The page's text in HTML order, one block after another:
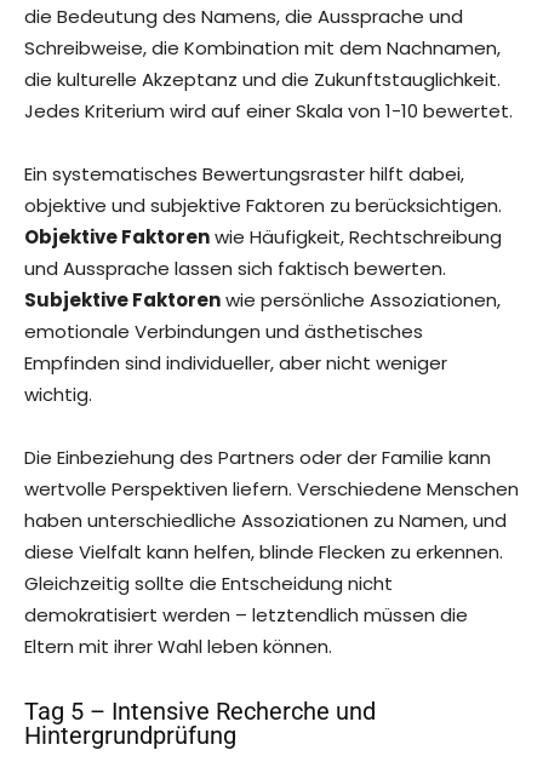
die Bedeutung des Namens, die Aussprache und
Schreibweise, die Kombination mit dem Nachnamen,
die kulturelle Akzeptanz und die Zukunftstauglichkeit.
Jedes Kriterium wird auf einer Skala von 1-10 bewertet.
Ein systematisches Bewertungsraster hilft dabei,
objektive und subjektive Faktoren zu berücksichtigen.
Objektive Faktorenwie Häufigkeit, Rechtschreibung
und Aussprache lassen sich faktisch bewerten.
Subjektive Faktorenwie persönliche Assoziationen,
emotionale Verbindungen und ästhetisches
Empfinden sind individueller, aber nicht weniger
wichtig.
Die Einbeziehung des Partners oder der Familie kann
wertvolle Perspektiven liefern. Verschiedene Menschen
haben unterschiedliche Assoziationen zu Namen, und
diese Vielfalt kann helfen, blinde Flecken zu erkennen.
Gleichzeitig sollte die Entscheidung nicht
demokratisiert werden – letztendlich müssen die
Eltern mit ihrer Wahl leben können.
Tag 5 – Intensive Recherche und
Hintergrundprüfung